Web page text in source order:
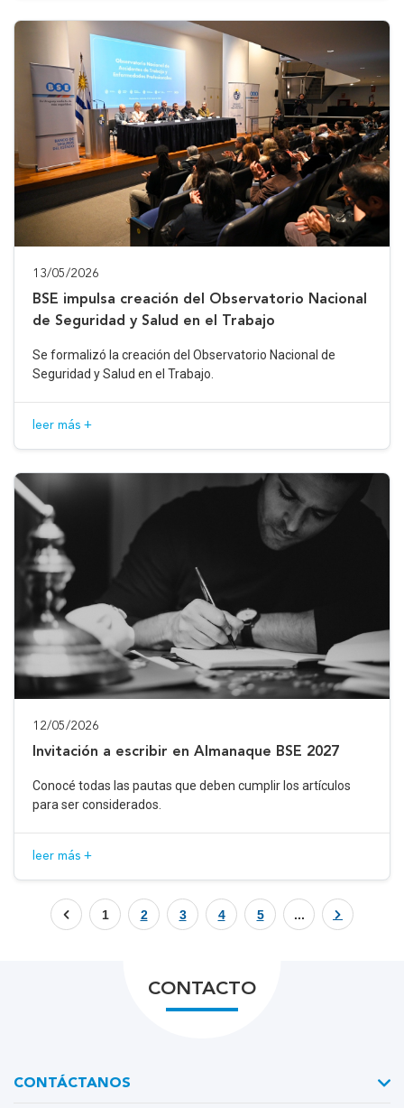
13/05/2026
BSE impulsa creación del Observatorio Nacional
de Seguridad y Salud en el Trabajo
Se formalizó la creación del Observatorio Nacional de
Seguridad y Salud en el Trabajo.
leer más +
12/05/2026
Invitación a escribir en Almanaque BSE 2027
Conocé todas las pautas que deben cumplir los artículos
para ser considerados.
leer más +
1 2 3 4 5 ...
CONTACTO
CONTÁCTANOS